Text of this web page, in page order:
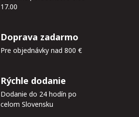
17.00
Doprava zadarmo
Pre objednávky nad 800 €
Rýchle dodanie
Dodanie do 24 hodín po
celom Slovensku